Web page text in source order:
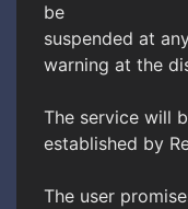
be
suspended at
warning at the
The service will
established by
The user